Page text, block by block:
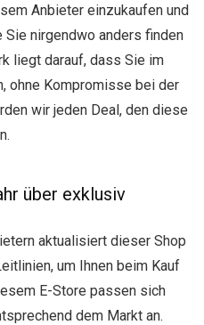
Anbieter einzukaufen und
nirgendwo anders finden
liegt darauf, dass Sie im
ohne Kompromisse bei der
wir jeden Deal, den diese
über exklusiv
aktualisiert dieser Shop
um Ihnen beim Kauf
E-Store passen sich
dem Markt an.